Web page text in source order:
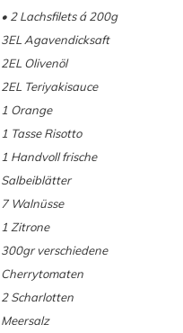
• 2 Lachsfilets á 200g
3EL Agavendicksaft
2EL Olivenöl
2EL Teriyakisauce
1 Orange
1 Tasse Risotto
1 Handvoll frische
Salbeiblätter
7 Walnüsse
1 Zitrone
300gr verschiedene
Cherrytomaten
2 Scharlotten
Meersalz